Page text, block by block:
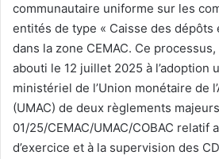
communautaire uniforme sur les
entités de type « Caisse des dépôts
dans la zone CEMAC. Ce
abouti le 12 juillet 2025 à l’adoption
ministériel de l’Union monétaire de
(UMAC) de deux règlements
01/25/CEMAC/UMAC/COBAC relatif
d’exercice et à la supervision des